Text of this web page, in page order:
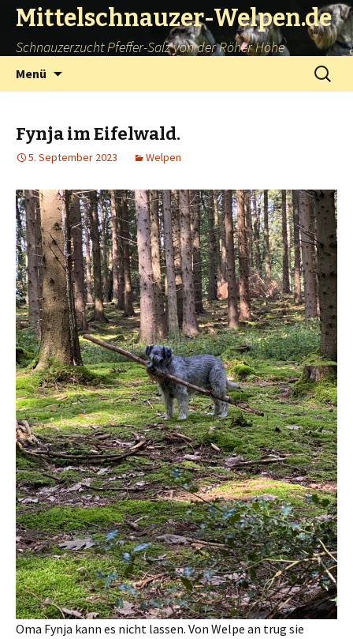
Mittelschnauzer-Welpen.de
Schnauzerzucht Pfeffer-Salz von der Röher Höhe
Menü
Suchen
nach:
Fynja im Eifelwald.
5. September 2023 Welpen
Oma Fynja kann es nicht lassen. Von Welpe an trug sie